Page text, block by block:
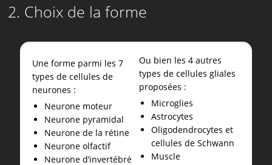
2. Choix de la forme
Une forme parmi les 7
types de cellules de
neurones :
Neurone moteur
Neurone pyramidal
Neurone de la rétine
Neurone olfactif
Neurone d’invertébré
Ou bien les 4 autres
types de cellules gliales
proposées :
Microglies
Astrocytes
Oligodendrocytes et
cellules de Schwann
Muscle